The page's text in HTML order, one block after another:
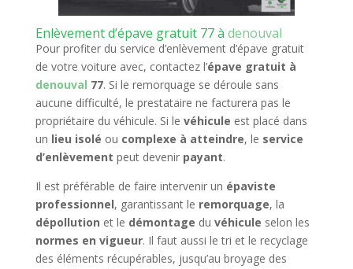
Enlèvement d’épave gratuit 77 à denouval
Pour profiter du service d’enlèvement d’épave gratuit
de votre voiture avec, contactez l’épave gratuit à
denouval 77. Si le remorquage se déroule sans
aucune difficulté, le prestataire ne facturera pas le
propriétaire du véhicule. Si le véhicule est placé dans
un lieu isolé ou complexe à atteindre, le service
d’enlèvement peut devenir payant.
Il est préférable de faire intervenir un épaviste
professionnel, garantissant le remorquage, la
dépollution et le démontage du véhicule selon les
normes en vigueur. Il faut aussi le tri et le recyclage
des éléments récupérables, jusqu’au broyage des